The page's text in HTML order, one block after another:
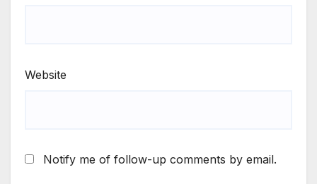
Website
Notify me of follow-up comments by email.